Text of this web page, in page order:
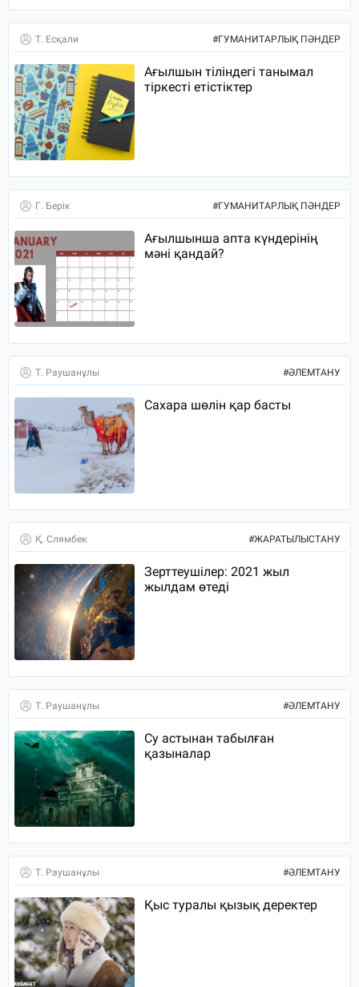
Т. Есқали #ГУМАНИТАРЛЫҚ ПӘНДЕР
Ағылшын тіліндегі танымал
тіркесті етістіктер
Г. Берік #ГУМАНИТАРЛЫҚ ПӘНДЕР
Ағылшынша апта күндерінің
мәні қандай?
Т. Раушанұлы #ӘЛЕМТАНУ
Сахара шөлін қар басты
Қ. Слямбек #ЖАРАТЫЛЫСТАНУ
Зерттеушілер: 2021 жыл
жылдам өтеді
Т. Раушанұлы #ӘЛЕМТАНУ
Су астынан табылған
қазыналар
Т. Раушанұлы #ӘЛЕМТАНУ
Қыс туралы қызық деректер